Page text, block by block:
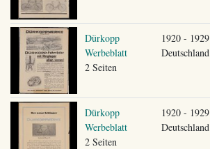
Dürkopp
Werbeblatt
2 Seiten
1920 - 1929
Deutschland
Dürkopp
Werbeblatt
2 Seiten
1920 - 1929
Deutschland